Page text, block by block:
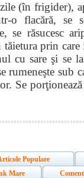
(în frigider),
o flacără, se
se răsucesc
prin care
cu sare şi se
rumeneşte sub
Se
Populare
Mare